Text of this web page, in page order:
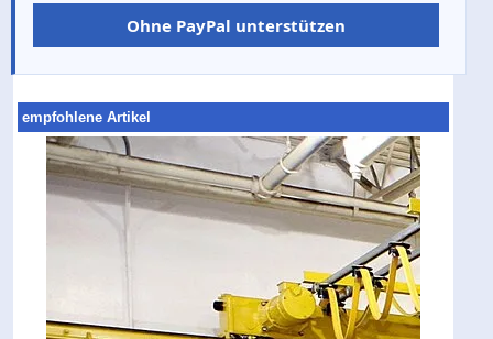
Ohne PayPal unterstützen
empfohlene Artikel